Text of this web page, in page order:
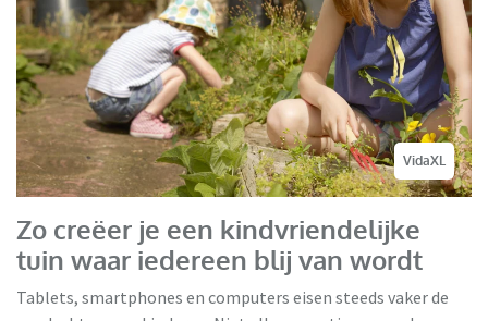
VidaXL
Zo creëer je een kindvriendelijke
tuin waar iedereen blij van wordt
Tablets, smartphones en computers eisen steeds vaker de